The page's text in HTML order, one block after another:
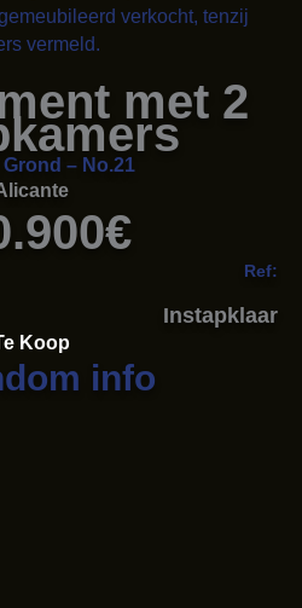
verkocht, tenzij
vermeld.
met 2
Grond – No.21
Ref:
Instapklaar
Koop
info